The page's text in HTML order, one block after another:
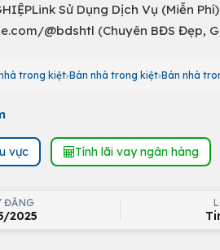
Sử Dụng Dịch Vụ (Miễn
@bdshtl (Chuyên BĐS Đẹp,
trong kiệt Bán nhà trong kiệt Bán nhà
vực Tính lãi vay ngân hàng
ĐĂNG
2025